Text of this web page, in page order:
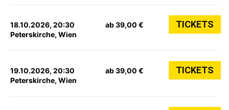
18.10.2026, 20:30
Peterskirche, Wien
ab 39,00 € TICKETS
19.10.2026, 20:30
Peterskirche, Wien
ab 39,00 € TICKETS